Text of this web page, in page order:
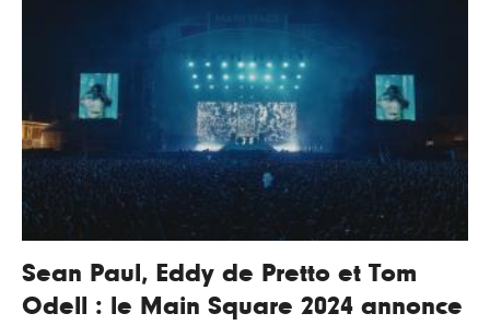
Sean Paul, Eddy de Pretto et Tom
Odell : le Main Square 2024 annonce